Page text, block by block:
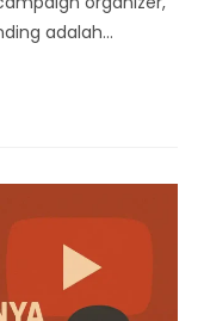
adalah…